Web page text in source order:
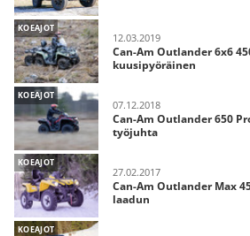
KOEAJOT
12.03.2019
Can-Am Outlander 6x6
kuusipyöräinen
KOEAJOT
07.12.2018
Can-Am Outlander 650
työjuhta
KOEAJOT
27.02.2017
Can-Am Outlander Max
laadun
KOEAJOT